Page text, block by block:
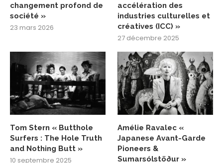
changement profond de
société »
23 mars 2026
accélération des
industries culturelles et
créatives (ICC) »
27 décembre 2025
Tom Stern « Butthole
Surfers : The Hole Truth
and Nothing Butt »
10 septembre 2025
Amélie Ravalec «
Japanese Avant-Garde
Pioneers &
Sumarsólstöður »